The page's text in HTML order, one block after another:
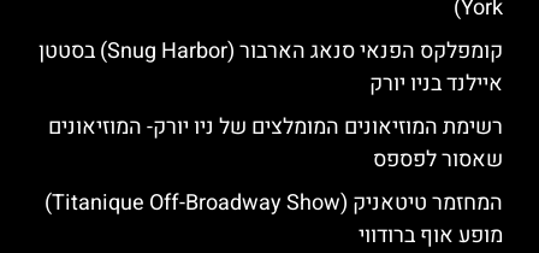
York)
קומפלקס הפנאי סנאג הארבור (Snug Harbor) בסטטן
איילנד בניו יורק
רשימת המוזיאונים המומלצים של ניו יורק- המוזיאונים
שאסור לפספס
המחזמר טיטאניק (Titanique Off-Broadway Show)
מופע אוף ברודווי